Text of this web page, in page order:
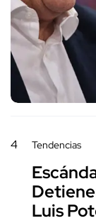
4 Tendencias
Luis